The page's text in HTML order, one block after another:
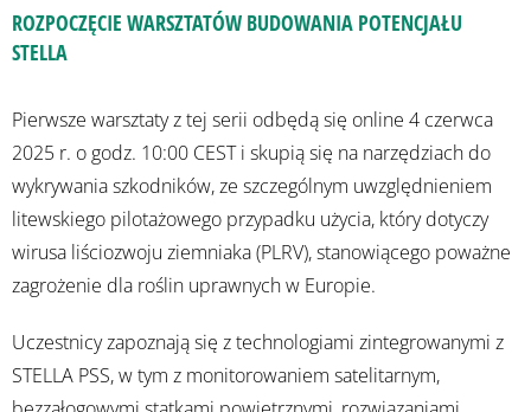
ROZPOCZĘCIE WARSZTATÓW BUDOWANIA POTENCJAŁU
STELLA
Pierwsze warsztaty z tej serii odbędą się online 4 czerwca
2025 r. o godz. 10:00 CEST i skupią się na narzędziach do
wykrywania szkodników, ze szczególnym uwzględnieniem
litewskiego pilotażowego przypadku użycia, który dotyczy
wirusa liściozwoju ziemniaka (PLRV), stanowiącego poważne
zagrożenie dla roślin uprawnych w Europie.
Uczestnicy zapoznają się z technologiami zintegrowanymi z
STELLA PSS, w tym z monitorowaniem satelitarnym,